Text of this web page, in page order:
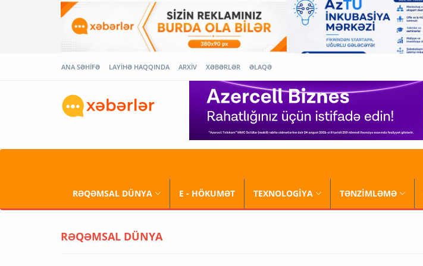
ANA SƏHİFƏ LAYİHƏ HAQQINDA ARXİV XƏBƏRLƏR ƏLAQƏ
RƏQƏMSAL DÜNYA E - HÖKUMƏT TEXNOLOGİYA TƏNZİMLƏMƏ
RƏQƏMSAL DÜNYA